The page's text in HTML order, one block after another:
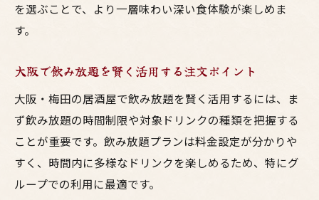
を選ぶことで、より一層味わい深い食体験が楽しめま
す。
大阪で飲み放題を賢く活用する注文ポイント
大阪・梅田の居酒屋で飲み放題を賢く活用するには、ま
ず飲み放題の時間制限や対象ドリンクの種類を把握する
ことが重要です。飲み放題プランは料金設定が分かりや
すく、時間内に多様なドリンクを楽しめるため、特にグ
ループでの利用に最適です。